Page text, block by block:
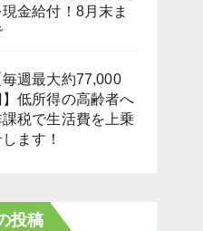
現金給付！8月末ま
毎週最大約77,000
】低所得の高齢者へ
課税で生活費を上乗
ます！
投稿